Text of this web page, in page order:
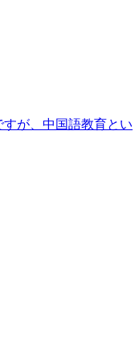
が、中国語教育とい